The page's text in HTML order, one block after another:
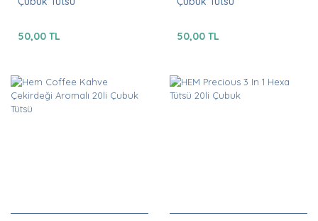
50,00 TL 50,00 TL